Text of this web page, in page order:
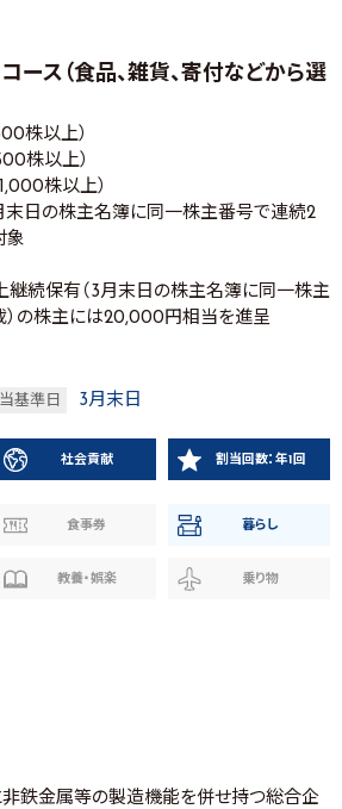
ース（食品、雑貨、寄付などから選
株以上）
株以上）
株以上）
末日の株主名簿に同一株主番号で連続2
象
継続保有（3月末日の株主名簿に同一株主
の株主には20,000円相当を進呈
基準日 3月末日
社会貢献 割当回数：年1回
食事券 暮らし
教養・娯楽 乗り物
非鉄金属等の製造機能を併せ持つ総合企